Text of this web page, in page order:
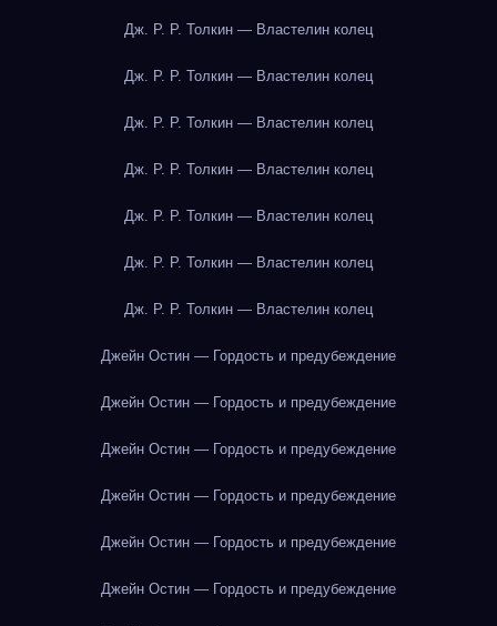
Дж. Р. Р. Толкин — Властелин колец
Дж. Р. Р. Толкин — Властелин колец
Дж. Р. Р. Толкин — Властелин колец
Дж. Р. Р. Толкин — Властелин колец
Дж. Р. Р. Толкин — Властелин колец
Дж. Р. Р. Толкин — Властелин колец
Дж. Р. Р. Толкин — Властелин колец
Джейн Остин — Гордость и предубеждение
Джейн Остин — Гордость и предубеждение
Джейн Остин — Гордость и предубеждение
Джейн Остин — Гордость и предубеждение
Джейн Остин — Гордость и предубеждение
Джейн Остин — Гордость и предубеждение